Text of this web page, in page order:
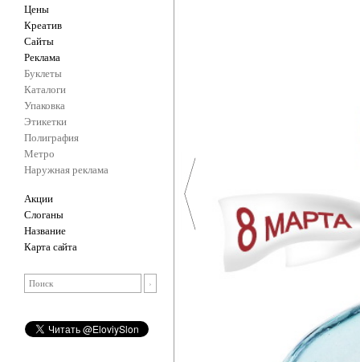
Цены
Креатив
Сайты
Реклама
Буклеты
Каталоги
Упаковка
Этикетки
Полиграфия
Метро
Наружная реклама
Акции
Слоганы
Название
Карта сайта